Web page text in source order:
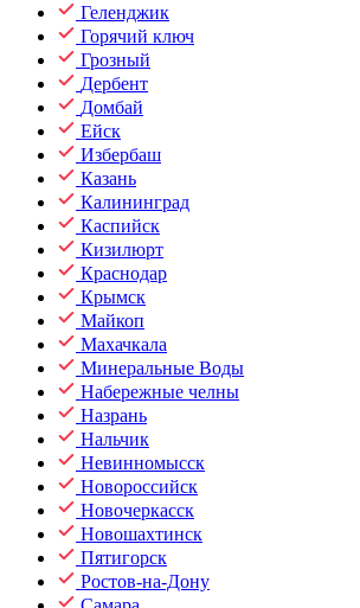
Геленджик
Горячий ключ
Грозный
Дербент
Домбай
Ейск
Избербаш
Казань
Калининград
Каспийск
Кизилюрт
Краснодар
Крымск
Майкоп
Махачкала
Минеральные Воды
Набережные челны
Назрань
Нальчик
Невинномысск
Новороссийск
Новочеркасск
Новошахтинск
Пятигорск
Ростов-на-Дону